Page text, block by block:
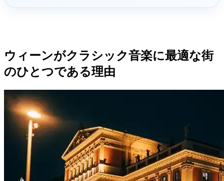
ウィーンがクラシック音楽に最適な街
のひとつである理由